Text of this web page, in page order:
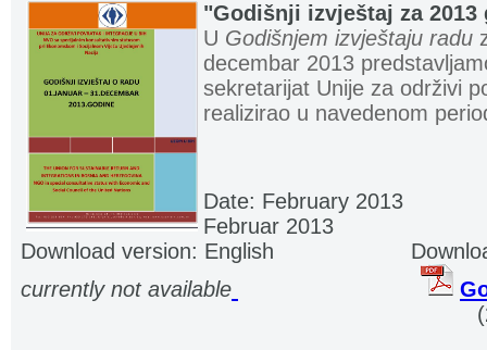
"Godišnji izvještaj za 2013
U Godišnjem izvještaju radu
decembar 2013
sekretarijat Unije za održivi
realizirao u navedenom
Date: February 2013
Februar 2013
Download version: English
currently not available